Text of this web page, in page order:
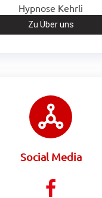
Hypnose Kehrli
Zu Über uns
Social Media